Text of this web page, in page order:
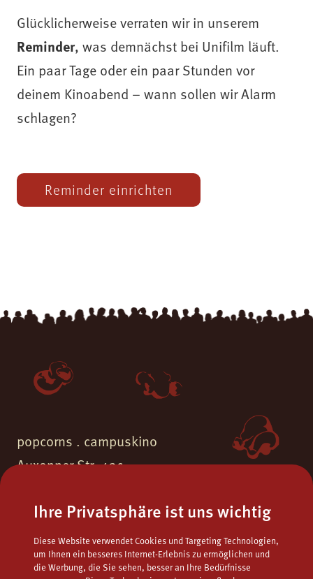
Ihre Privatsphäre ist uns wichtig
Diese Website verwendet Cookies und Targeting Technologien,
um Ihnen ein besseres Internet-Erlebnis zu ermöglichen und
die Werbung, die Sie sehen, besser an Ihre Bedürfnisse
Glücklicherweise verraten wir in unserem
Reminder, was demnächst bei Unifilm läuft.
Ein paar Tage oder ein paar Stunden vor
deinem Kinoabend – wann sollen wir Alarm
schlagen?
Reminder einrichten
popcorns . campuskino
Auxonner Str. 43c
Fon. 06132 - 9771723
Fax.06132 - 9795122